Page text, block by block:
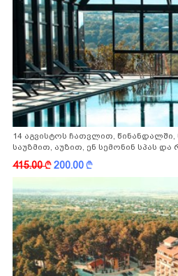
14 აგვისტოს ჩათვლით, წინანდალში,
საუზმით, აუზით, ენ სემონინ სპას
ფასდაკლებით
415.00k200.00k